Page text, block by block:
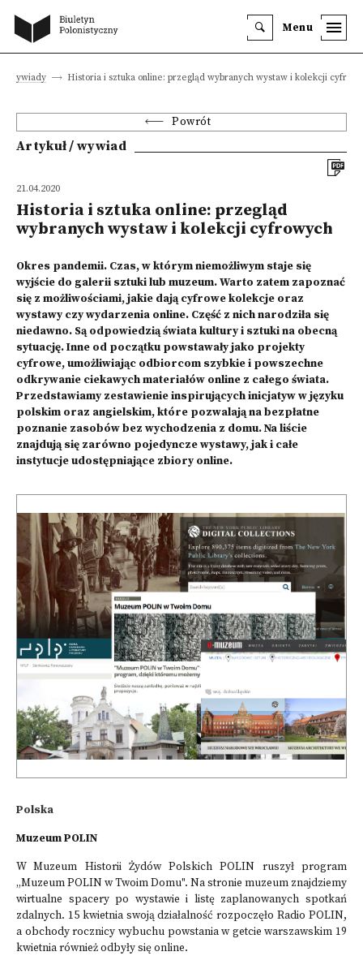
Menu
i wywiady Historia i sztuka online: przegląd wybranych wystaw i kolekcji
Powrót
Artykuł / wywiad
21.04.2020
Historia i sztuka online: przegląd
wybranych wystaw i kolekcji cyfrowych
Okres pandemii. Czas, w którym niemożliwym staje się
wyjście do galerii sztuki lub muzeum. Warto zatem zapoznać
się z możliwościami, jakie dają cyfrowe kolekcje oraz
wystawy czy wydarzenia online. Część z nich narodziła się
niedawno. Są odpowiedzią świata kultury i sztuki na obecną
sytuację. Inne od początku powstawały jako projekty
cyfrowe, umożliwiając odbiorcom szybkie i powszechne
odkrywanie ciekawych materiałów online z całego świata.
Przedstawiamy zestawienie inspirujących inicjatyw w języku
polskim oraz angielskim, które pozwalają na bezpłatne
poznanie zasobów bez wychodzenia z domu. Na liście
znajdują się zarówno pojedyncze wystawy, jak i całe
instytucje udostępniające zbiory online.
Polska
Muzeum POLIN
W Muzeum Historii Żydów Polskich POLIN ruszył program
„Muzeum POLIN w Twoim Domu". Na stronie muzeum znajdziemy
wirtualne spacery po wystawie i listę zaplanowanych spotkań
zdalnych. 15 kwietnia swoją działalność rozpoczęłoRadio POLIN,
a obchody rocznicy wybuchu powstania w getcie warszawskim 19
kwietnia również odbyły się online.